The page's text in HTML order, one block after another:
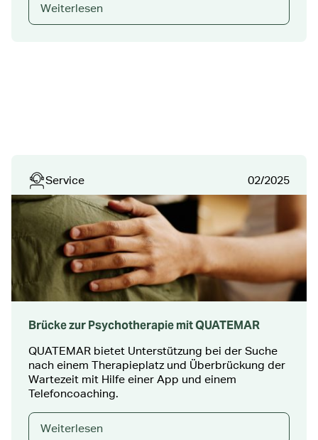
Weiterlesen
Service 02/2025
Brücke zur Psychotherapie mit QUATEMAR
QUATEMAR bietet Unterstützung bei der Suche
nach einem Therapieplatz und Überbrückung der
Wartezeit mit Hilfe einer App und einem
Telefoncoaching.
Weiterlesen